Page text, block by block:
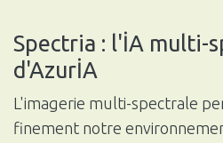
Spectria : l'İA multi-
d'AzurİA
L'imagerie multi-spectrale
finement notre